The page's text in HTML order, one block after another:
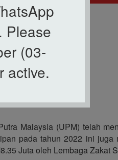
Please
(03-
active.
Malaysia (UPM) telah
pada tahun 2022 ini juga
Juta oleh Lembaga Zakat